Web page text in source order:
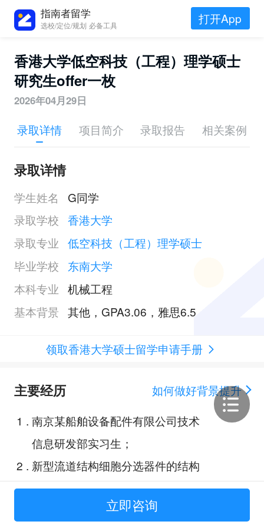
指南者留学
选校/定位/规划 必备工具 打开App
香港大学低空科技（工程）理学硕士
研究生offer一枚
2026年04月29日
录取详情 项目简介 录取报告 相关案例
录取详情
学生姓名
G同学
录取学校 香港大学
录取专业 低空科技（工程）理学硕士
毕业学校
东南大学
本科专业 机械工程
基本背景 其他，GPA3.06，雅思6.5
领取香港大学硕士留学申请手册
主要经历
如何做好背景提升
1 . 南京某船舶设备配件有限公司技术
信息研发部实习生；
2 . 新型流道结构细胞分选器件的结构
设计；
带式输送机传动装置二级圆柱齿轮
立即咨询